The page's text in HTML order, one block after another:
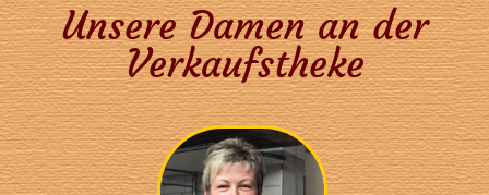
Unsere Damen an der
Verkaufstheke